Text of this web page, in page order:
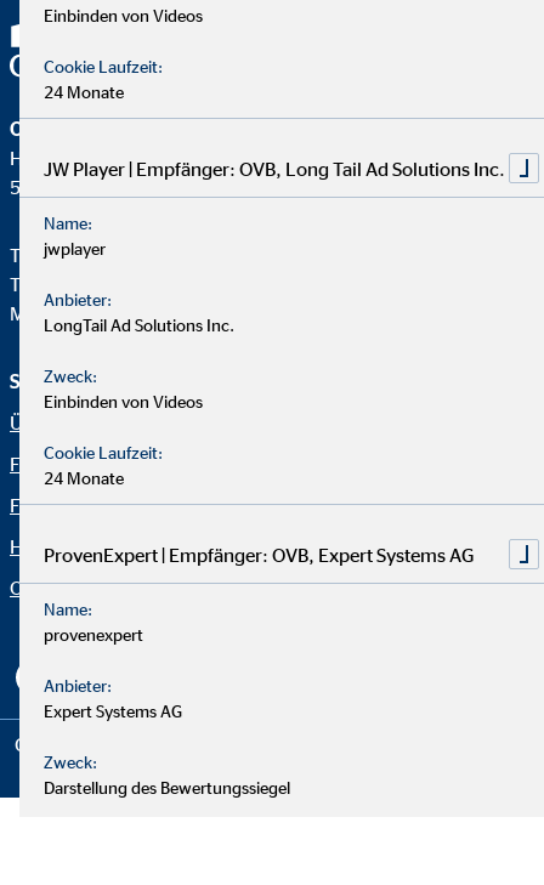
OVB Vermögensberatung AG
Heumarkt 1
50667 Köln
Telefon:+49 221 2015-0
Telefax: +49 221 2015-264
Mail:info@hv.ovb.de
Service und Informationen
Über OVB
Finanzlösungen
Finanzratgeber
Häufige Fragen
Organization: "Fakten OVB"
Netiquette
OVB Portal
Erklärung zur Barrierefreiheit
Copyright © 2026 by OVB Vermögensberatung AG | All Rights
Einbinden von Videos
Cookie Laufzeit:
24 Monate
JW Player | Empfänger: OVB, Long Tail Ad Solutions Inc.
Name:
jwplayer
Anbieter:
LongTail Ad Solutions Inc.
Zweck:
Einbinden von Videos
Cookie Laufzeit:
24 Monate
ProvenExpert | Empfänger: OVB, Expert Systems AG
Name:
provenexpert
Anbieter:
Expert Systems AG
Zweck:
Darstellung des Bewertungssiegel